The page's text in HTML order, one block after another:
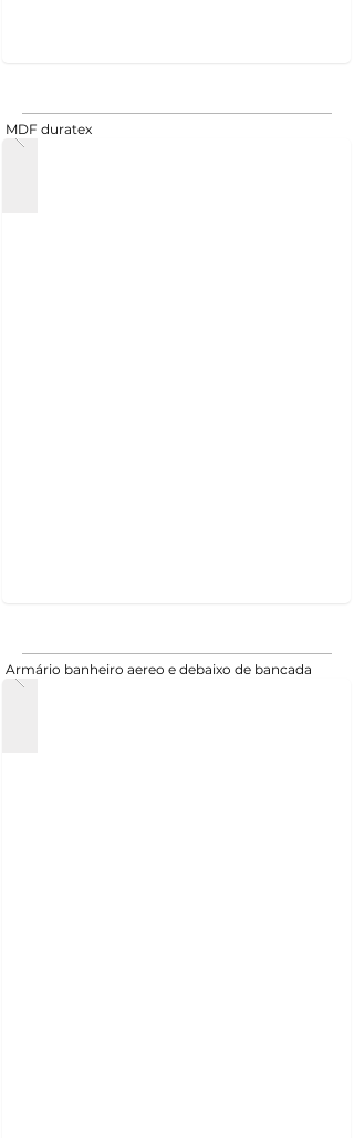
MDF duratex
Armário banheiro aereo e debaixo de bancada